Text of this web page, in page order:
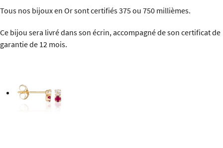
Tous nos bijoux en Or sont certifiés 375 ou 750 millièmes.
Ce bijou sera livré dans son écrin, accompagné de son certificat de
garantie de 12 mois.